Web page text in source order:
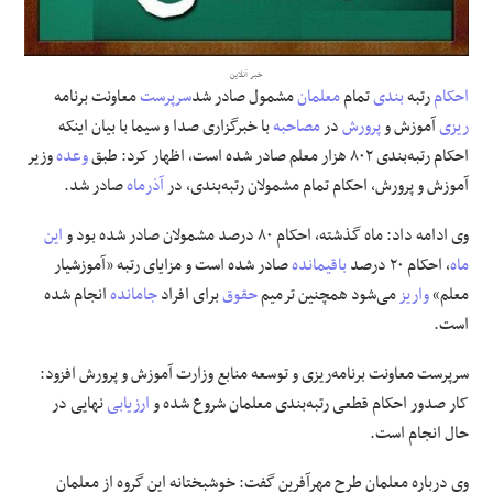
علوم و فن آوری
فرهنگی و هنری
مقالات
خبر آنلاین
احکامرتبهبندیتماممعلمانمشمول صادر شدسرپرستمعاونت برنامه
ریزیآموزش وپرورشدرمصاحبهبا خبرگزاری صدا و سیما با بیان اینکه
احکام رتبه‌بندی ۸۰۲ هزار معلم صادر شده است، اظهار کرد: طبق
وعدهوزیر
آموزش و پرورش، احکام تمام مشمولان رتبه‌بندی، درآذرماهصادر شد.
وی ادامه داد: ماه گذشته، احکام ۸۰ درصد مشمولان صادر شده بود و
این
ماه، احکام ۲۰ درصد باقیماندهصادر شده است و مزایای رتبه «آموزشیار
معلم»واریزمی‌شود همچنین ترمیمحقوقبرای افرادجاماندهانجام شده
است.
سرپرست معاونت برنامه‌ریزی و توسعه منابع وزارت آموزش و پرورش افزود:
کار صدور احکام قطعی رتبه‌بندی معلمان شروع شده وارزیابینهایی در
حال انجام است.
وی درباره معلمان طرح مهرآفرین گفت: خوشبختانه این گروه از معلمان